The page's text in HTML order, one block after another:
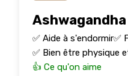
✅ Aide à s'endormir✅
✅ Bien être physique
👍 Ce qu'on aime